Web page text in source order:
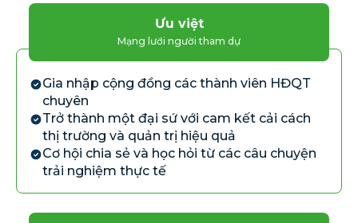
Ưu việt
Mạng lưới người tham dự
Gia nhập cộng đồng các thành viên HĐQT
chuyên
Trở thành một đại sứ với cam kết cải cách
thị trường và quản trị hiệu quả
Cơ hội chia sẻ và học hỏi từ các câu chuyện
trải nghiệm thực tế